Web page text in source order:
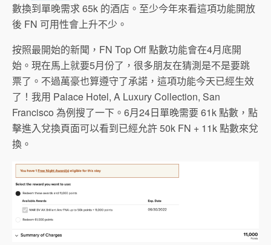
數換到單晚需求 65k 的酒店。至少今年來看這項功能開放
後 FN 可用性會上升不少。
按照最開始的新聞，FN Top Off 點數功能會在4月底開
始。現在馬上就要5月份了，很多朋友在猜測是不是要跳
票了。不過萬豪也算遵守了承諾，這項功能今天已經生效
了！我用 Palace Hotel, A Luxury Collection, San
Francisco 為例搜了一下。6月24日單晚需要 61k 點數，點
擊進入兌換頁面可以看到已經允許 50k FN + 11k 點數來兌
換。